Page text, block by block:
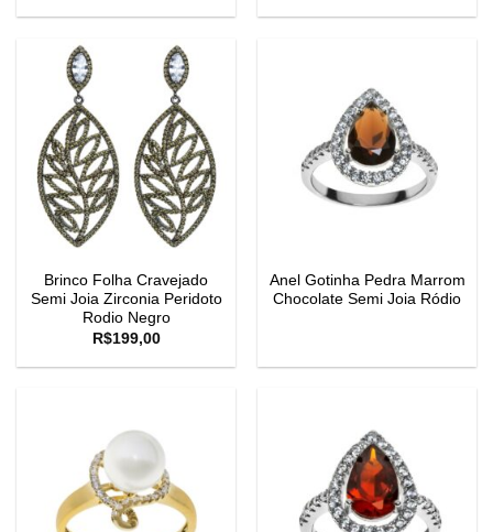
Brinco Folha Cravejado
Semi Joia Zirconia Peridoto
Rodio Negro
R$199,00
Anel Gotinha Pedra Marrom
Chocolate Semi Joia Ródio